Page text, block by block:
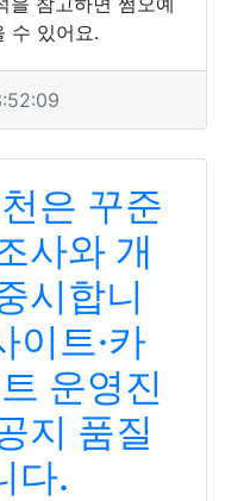
수 있어요.
은 꾸준
사와 개
시합니
이트·카
운영진
지 품질
다.